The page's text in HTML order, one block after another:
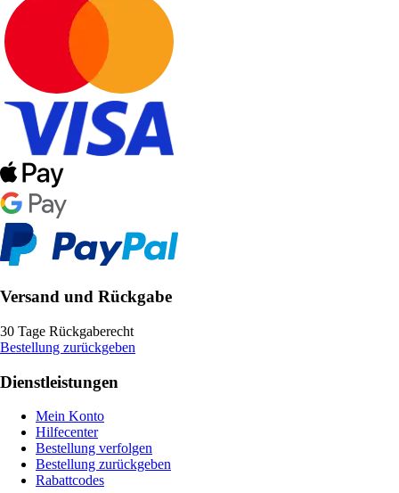
Versand und Rückgabe
30 Tage Rückgaberecht
Bestellung zurückgeben
Dienstleistungen
Mein Konto
Hilfecenter
Bestellung verfolgen
Bestellung zurückgeben
Rabattcodes